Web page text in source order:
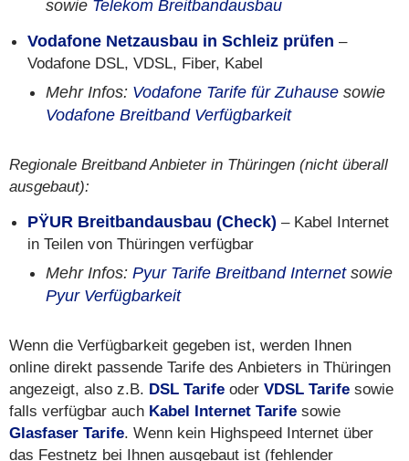
sowie Telekom Breitbandausbau
Vodafone Netzausbau in Schleiz prüfen –
Vodafone DSL, VDSL, Fiber, Kabel
Mehr Infos: Vodafone Tarife für Zuhause sowie
Vodafone Breitband Verfügbarkeit
Regionale Breitband Anbieter in Thüringen (nicht überall
ausgebaut):
PŸUR Breitbandausbau (Check) – Kabel Internet
in Teilen von Thüringen verfügbar
Mehr Infos: Pyur Tarife Breitband Internetsowie
Pyur Verfügbarkeit
Wenn die Verfügbarkeit gegeben ist, werden Ihnen
online direkt passende Tarife des Anbieters in Thüringen
angezeigt, also z.B. DSL Tarife oder VDSL Tarife sowie
falls verfügbar auch Kabel Internet Tarife sowie
Glasfaser Tarife. Wenn kein Highspeed Internet über
das Festnetz bei Ihnen ausgebaut ist (fehlender